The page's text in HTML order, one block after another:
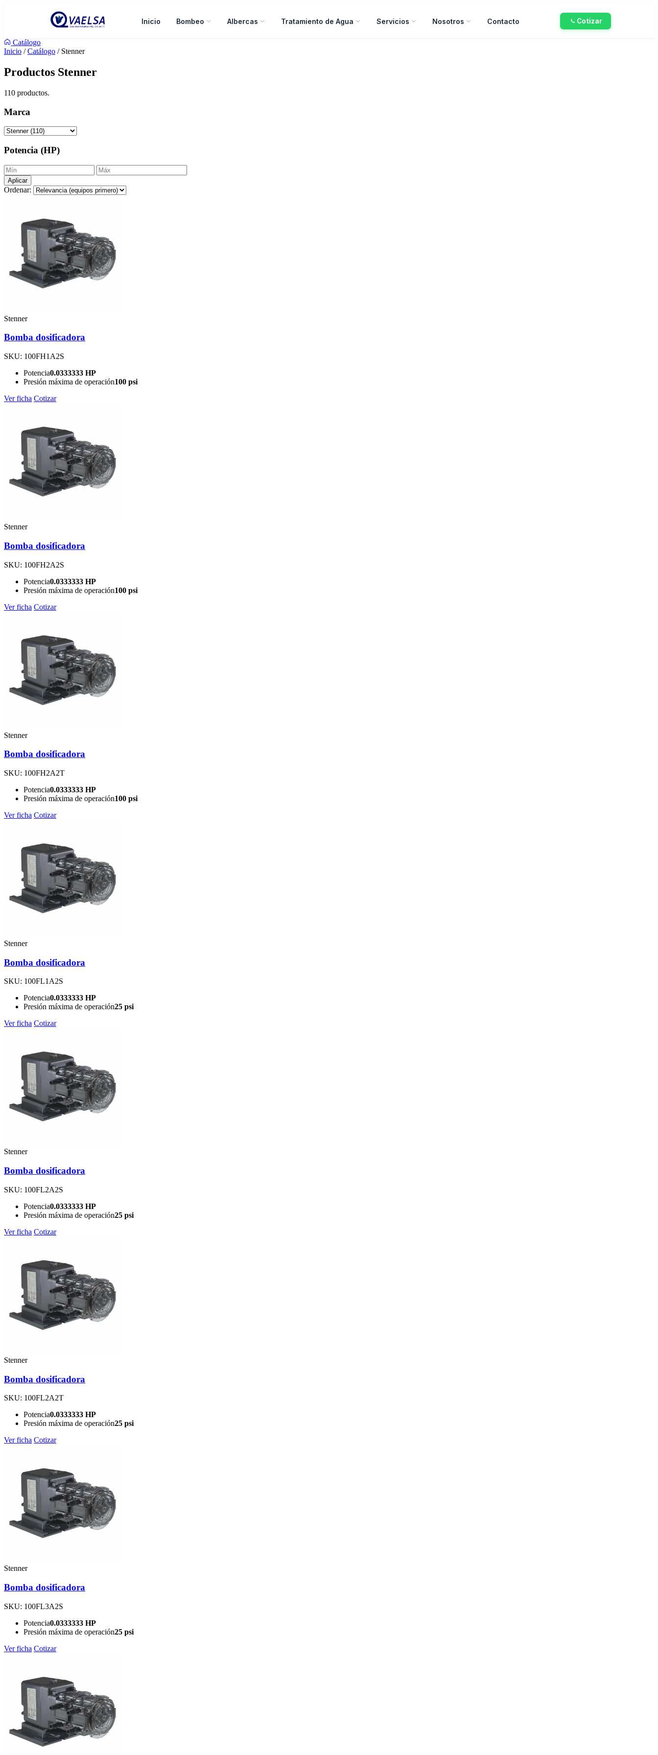
Inicio Bombeo Albercas Tratamiento de Agua Servicios Nosotros Contacto Cotizar
Catálogo
Inicio /Catálogo / Stenner
Productos Stenner
110 productos.
Marca
Potencia (HP)
Aplicar
Ordenar:
Stenner
Bomba dosificadora
SKU: 100FH1A2S
Potencia0.0333333 HP
Presión máxima de operación100 psi
Ver ficha Cotizar
Stenner
Bomba dosificadora
SKU: 100FH2A2S
Potencia0.0333333 HP
Presión máxima de operación100 psi
Ver ficha Cotizar
Stenner
Bomba dosificadora
SKU: 100FH2A2T
Potencia0.0333333 HP
Presión máxima de operación100 psi
Ver ficha Cotizar
Stenner
Bomba dosificadora
SKU: 100FL1A2S
Potencia0.0333333 HP
Presión máxima de operación25 psi
Ver ficha Cotizar
Stenner
Bomba dosificadora
SKU: 100FL2A2S
Potencia0.0333333 HP
Presión máxima de operación25 psi
Ver ficha Cotizar
Stenner
Bomba dosificadora
SKU: 100FL2A2T
Potencia0.0333333 HP
Presión máxima de operación25 psi
Ver ficha Cotizar
Stenner
Bomba dosificadora
SKU: 100FL3A2S
Potencia0.0333333 HP
Presión máxima de operación25 psi
Ver ficha Cotizar